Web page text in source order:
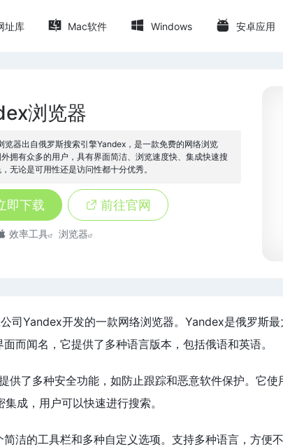
址库 Mac软件 Windows 安卓应用
浏览器
览器出自俄罗斯搜索引擎Yandex，是一款免费的网络浏览
拥有众多的用户，具有界面简洁、浏览速度快、集成快速搜
无论是可用性还是访问性都十分优秀。
即下载 前往官网
效率工具 浏览器
司Yandex开发的一款网络浏览器。Yandex是俄罗斯
而闻名，它提供了多种语言版本，包括俄语和英语。
供了多种安全功能，如防止跟踪和恶意软件保护。它
成，用户可以快速进行搜索。
洁的工具栏和多种自定义选项。支持多种语言，方便